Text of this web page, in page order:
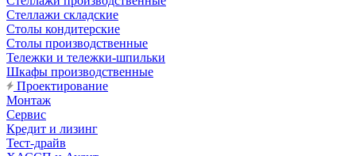
Стеллажи складские
Столы кондитерские
Столы производственные
Тележки и тележки-шпильки
Шкафы производственные
Проектирование
Монтаж
Сервис
Кредит и лизинг
Тест-драйв